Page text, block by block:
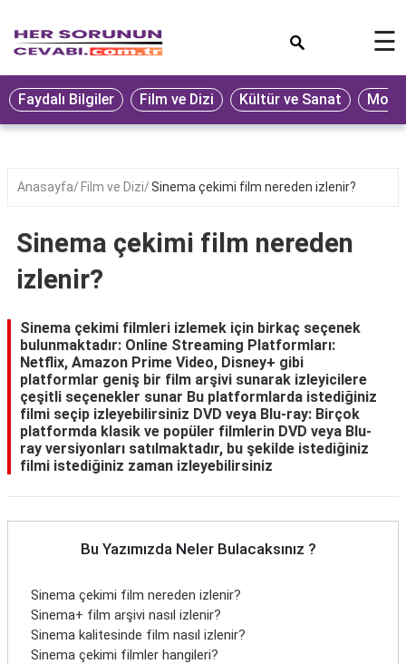
Eğitim
Ekonomi
Seyahat
Oyun
Yaşam
Hukuk
Blog
☰
Faydalı Bilgiler Film ve Dizi Kültür ve Sanat
Anasayfa Film ve Dizi Sinema çekimi film nereden izlenir?
Sinema çekimi film nereden
izlenir?
Sinema çekimi filmleri izlemek için birkaç seçenek
bulunmaktadır: Online Streaming Platformları:
Netflix, Amazon Prime Video, Disney+ gibi
platformlar geniş bir film arşivi sunarak izleyicilere
çeşitli seçenekler sunar Bu platformlarda istediğiniz
filmi seçip izleyebilirsiniz DVD veya Blu-ray: Birçok
platformda klasik ve popüler filmlerin DVD veya Blu-
ray versiyonları satılmaktadır, bu şekilde istediğiniz
filmi istediğiniz zaman izleyebilirsiniz
Bu Yazımızda Neler Bulacaksınız ?
Sinema çekimi film nereden izlenir?
Sinema+ film arşivi nasıl izlenir?
Sinema kalitesinde film nasıl izlenir?
Sinema çekimi filmler hangileri?